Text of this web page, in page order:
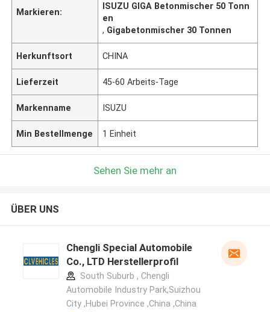
Markieren:
ISUZU GIGA Betonmischer 50 Tonn
en
, Gigabetonmischer 30 Tonnen
Herkunftsort CHINA
Lieferzeit 45-60 Arbeits-Tage
Markenname ISUZU
Min Bestellmenge 1 Einheit
Sehen Sie mehr an
ÜBER UNS
Chengli Special Automobile
Co., LTD Herstellerprofil
South Suburb , Chengli
Automobile Industry Park,Suizhou
City ,Hubei Province ,China ,China